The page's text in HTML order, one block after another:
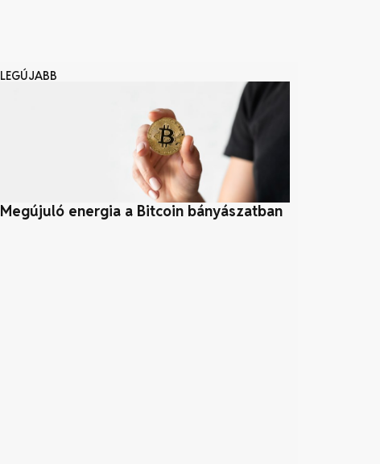
LEGÚJABB
Megújuló energia a Bitcoin bányászatban